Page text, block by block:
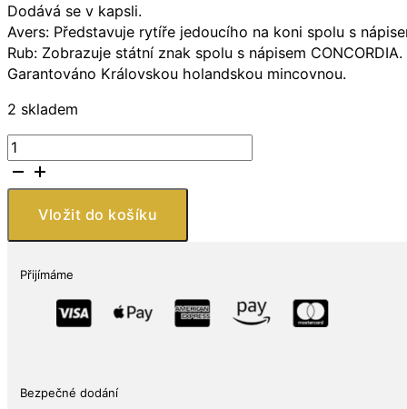
Dodává se v kapsli.
Avers: Představuje rytíře jedoucího na koni spolu s
Rub: Zobrazuje státní znak spolu s nápisem
Garantováno Královskou holandskou mincovnou.
2 skladem
Královská
holandská
mincovna
Ducaton
Ož
množství
Vložit do košíku
Přijímáme
Bezpečné dodání